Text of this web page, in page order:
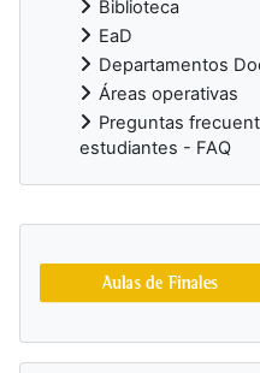
Biblioteca
EaD
Departamentos
Áreas operativas
Preguntas
estudiantes - FAQ
Blocs